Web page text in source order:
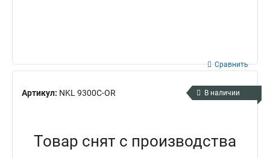
Артикул: NKL 9300C-OR
Сравнить
В наличии
Товар снят с производства